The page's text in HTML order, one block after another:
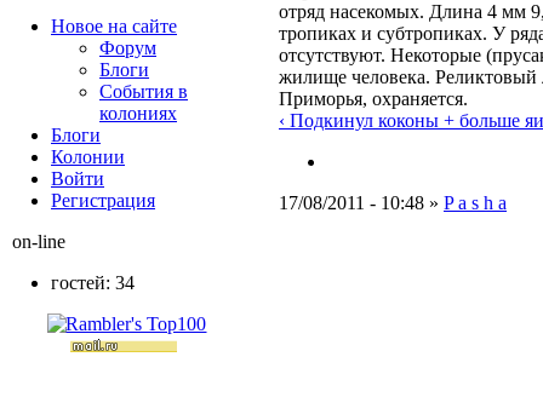
отряд насекомых. Длина 4 мм
тропиках и субтропиках. У
отсутствуют. Некоторые
жилище человека.
Приморья, охраняется.
‹ Подкинул коконы + больше
17/08/2011 - 10:48 » P a s h a
Новое на сайте
Форум
Блоги
События в
колониях
Блоги
Колонии
Войти
Peгиcтpaция
on-line
гостей: 34